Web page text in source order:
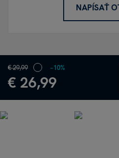
NAPÍSAŤ
€ 29,99
€ 26,99
−10%